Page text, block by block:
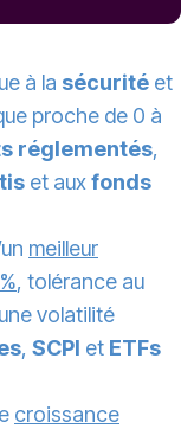
à la sécurité et
proche de 0 à
réglementés,
et auxfonds
meilleur
, tolérance au
volatilité
, SCPI et ETFs
croissance